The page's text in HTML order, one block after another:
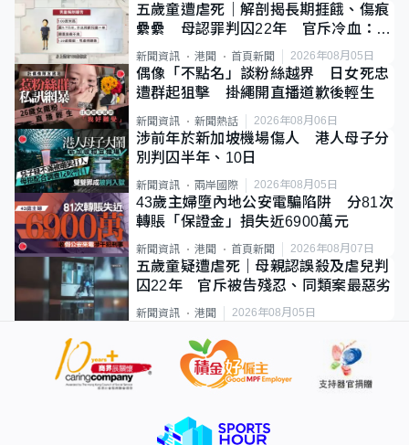
五歲童遭虐死｜解剖揭長期捱餓、傷痕
纍纍 母認罪判囚22年 官斥冷血：同
類案最惡劣
新聞資訊 港聞 首頁新聞 2026年08月05日
偶像「不點名」談粉絲越界 日女死忠
遭群起狙擊 掛繩開直播道歉後輕生
新聞資訊 新聞熱話 2026年08月06日
涉前年於新加坡機場傷人 港人母子分
別判囚半年、10日
新聞資訊 兩岸國際 2026年08月05日
43歲主婦墮內地公安電騙陷阱 分81次
轉賬「保證金」損失近6900萬元
新聞資訊 港聞 首頁新聞 2026年08月07日
五歲童疑遭虐死｜母親認誤殺及虐兒判
囚22年 官斥被告殘忍、同類案最惡劣
新聞資訊 港聞 2026年08月05日